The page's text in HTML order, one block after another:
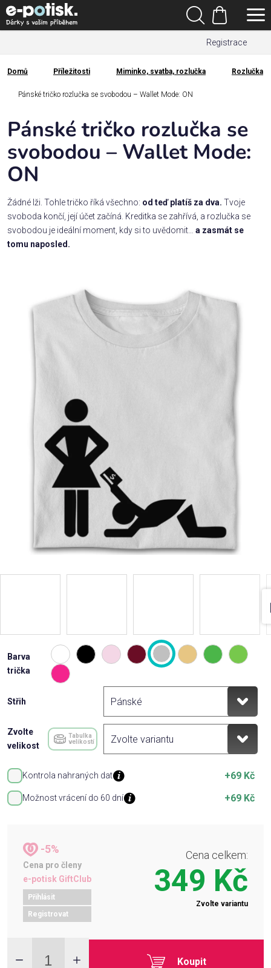
Přejít
na
obsah
Registrace
Hledat
Nákupní
košík
Kategorie
Dárek
Rodina
Láska
Povolání,
zájmy a
Příležitosti
Domácnost
Oblečení
Přihlášení
Domů
Domů Příležitosti Miminko, svatba, rozlučka Rozlučka
Pánské tričko rozlučka se svobodou – Wallet Mode: ON
Barva
trička
Střih
Zvolte
velikost
Tabulka
velikostí
Kontrola nahraných dat +69 Kč
Možnost vrácení do 60 dní +69 Kč
-5%
Cena pro členy
e-potisk GiftClub
Přihlásit
Registrovat
Cena celkem:
349 Kč
Zvolte variantu
Koupit
Pánské tričko rozlučka se
svobodou – Wallet Mode:
ON
Žádné lži. Tohle tričko říká všechno: od teď platíš za dva. Tvoje
svoboda končí, její účet začíná. Kreditka se zahřívá, a rozlučka se
svobodou je ideální moment, kdy si to uvědomit… a zasmát se
tomu naposled.